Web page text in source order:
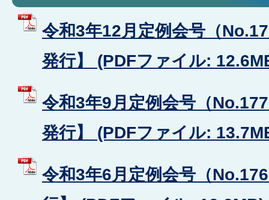
令和3年12月定例会号（
発行】 (PDFファイル:
令和3年9月定例会号（
発行】 (PDFファイル:
令和3年6月定例会号（